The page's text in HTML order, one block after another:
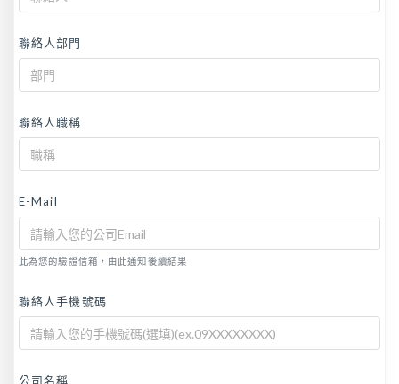
聯絡人部門
聯絡人職稱
E-Mail
此為您的驗證信箱，由此通知後續結果
聯絡人手機號碼
公司名稱